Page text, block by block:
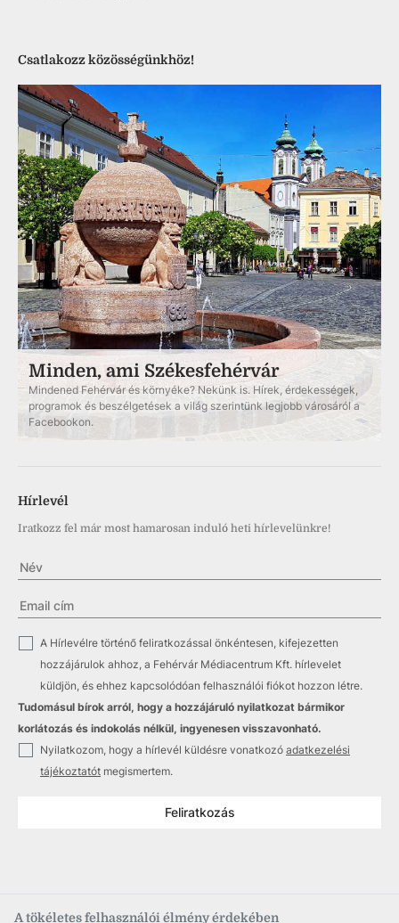
A tökéletes felhasználói élmény érdekében
Csatlakozz közösségünkhöz!
Minden, ami Székesfehérvár
Mindened Fehérvár és környéke? Nekünk is. Hírek, érdekességek,
programok és beszélgetések a világ szerintünk legjobb városáról a
Facebookon.
Hírlevél
Iratkozz fel már most hamarosan induló heti hírlevelünkre!
A Hírlevélre történő feliratkozással önkéntesen, kifejezetten
hozzájárulok ahhoz, a Fehérvár Médiacentrum Kft. hírlevelet
küldjön, és ehhez kapcsolódóan felhasználói fiókot hozzon létre.
Tudomásul bírok arról, hogy a hozzájáruló nyilatkozat bármikor
korlátozás és indokolás nélkül, ingyenesen visszavonható.
Nyilatkozom, hogy a hírlevél küldésre vonatkozó adatkezelési
tájékoztatót megismertem.
Feliratkozás